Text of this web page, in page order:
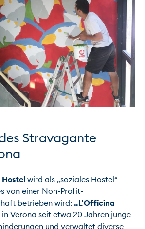
Stravagante
wird als „soziales Hostel“
von einer Non-Profit-
betrieben wird: „L'Officina
Verona seit etwa 20 Jahren junge
und verwaltet diverse